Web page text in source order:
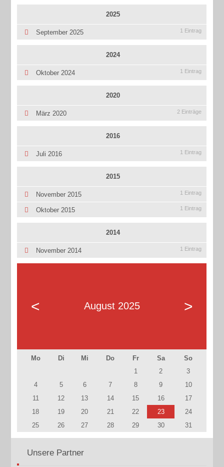
2025
September 2025 1 Eintrag
2024
Oktober 2024 1 Eintrag
2020
März 2020 2 Einträge
2016
Juli 2016 1 Eintrag
2015
November 2015 1 Eintrag
Oktober 2015 1 Eintrag
2014
November 2014 1 Eintrag
< August 2025 >
Mo Di Mi Do Fr Sa
So
1
2
3
4
5 6 7 8 9
10
11
12 13 14 15 16
17
18
19 20 21 22 23
24
25
26 27 28 29 30 31
Unsere Partner